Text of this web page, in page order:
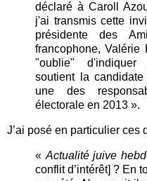
déclaré à Caroll
j'ai transmis cette
présidente des
francophone, Valérie
"oublie" d'indiquer
soutient la
une des
électorale en 2013 ».
J’ai posé en particulier ces
« Actualité juive
conflit d’intérêt] ? En